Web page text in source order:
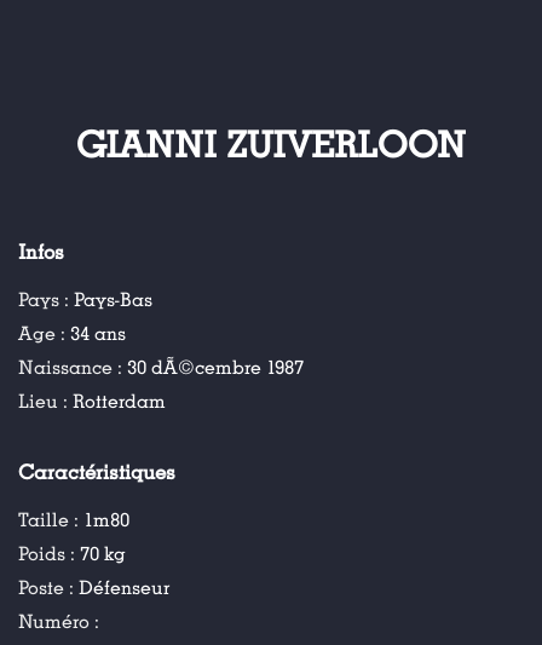
GIANNI ZUIVERLOON
Infos
Pays : Pays-Bas
Age : 34 ans
Naissance : 30 dÃ©cembre 1987
Lieu : Rotterdam
Caractéristiques
Taille : 1m80
Poids : 70 kg
Poste : Défenseur
Numéro :